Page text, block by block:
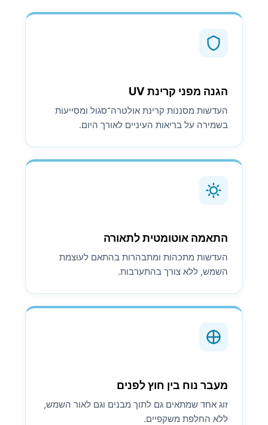
הגנה מפני קרינת UV
העדשות מסננות קרינת אולטרה־סגול ומסייעות
בשמירה על בריאות העיניים לאורך היום.
התאמה אוטומטית לתאורה
העדשות מתכהות ומתבהרות בהתאם לעוצמת
השמש, ללא צורך בהתערבות.
מעבר נוח בין חוץ לפנים
זוג אחד שמתאים גם לתוך מבנים וגם לאור השמש,
ללא החלפת משקפיים.